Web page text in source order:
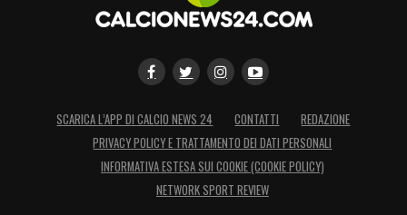
SCARICA L’APP DI CALCIO NEWS 24 CONTATTI
REDAZIONE
PRIVACY POLICY E TRATTAMENTO DEI DATI PERSONALI
INFORMATIVA ESTESA SUI COOKIE (COOKIE POLICY)
NETWORK SPORT REVIEW